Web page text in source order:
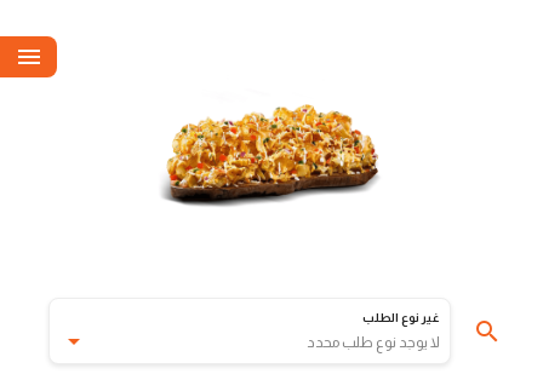
غير نوع الطلب
لا يوجد نوع طلب محدد